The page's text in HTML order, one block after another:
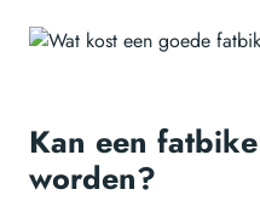
Kan een
worden?